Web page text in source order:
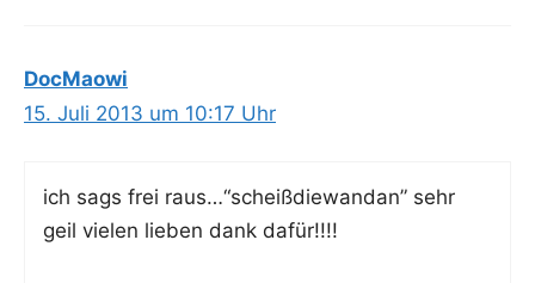
DocMaowi
15. Juli 2013 um 10:17 Uhr
ich sags frei raus…“scheißdiewandan” sehr
geil vie­len lie­ben dank dafür!!!!